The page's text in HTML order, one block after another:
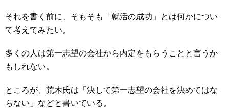
それを書く前に、そもそも「就活の成功」とは何かについ
て考えてみたい。
多くの人は第一志望の会社から内定をもらうことと言うか
もしれない。
ところが、荒木氏は「決して第一志望の会社を決めてはな
らない」などと書いている。